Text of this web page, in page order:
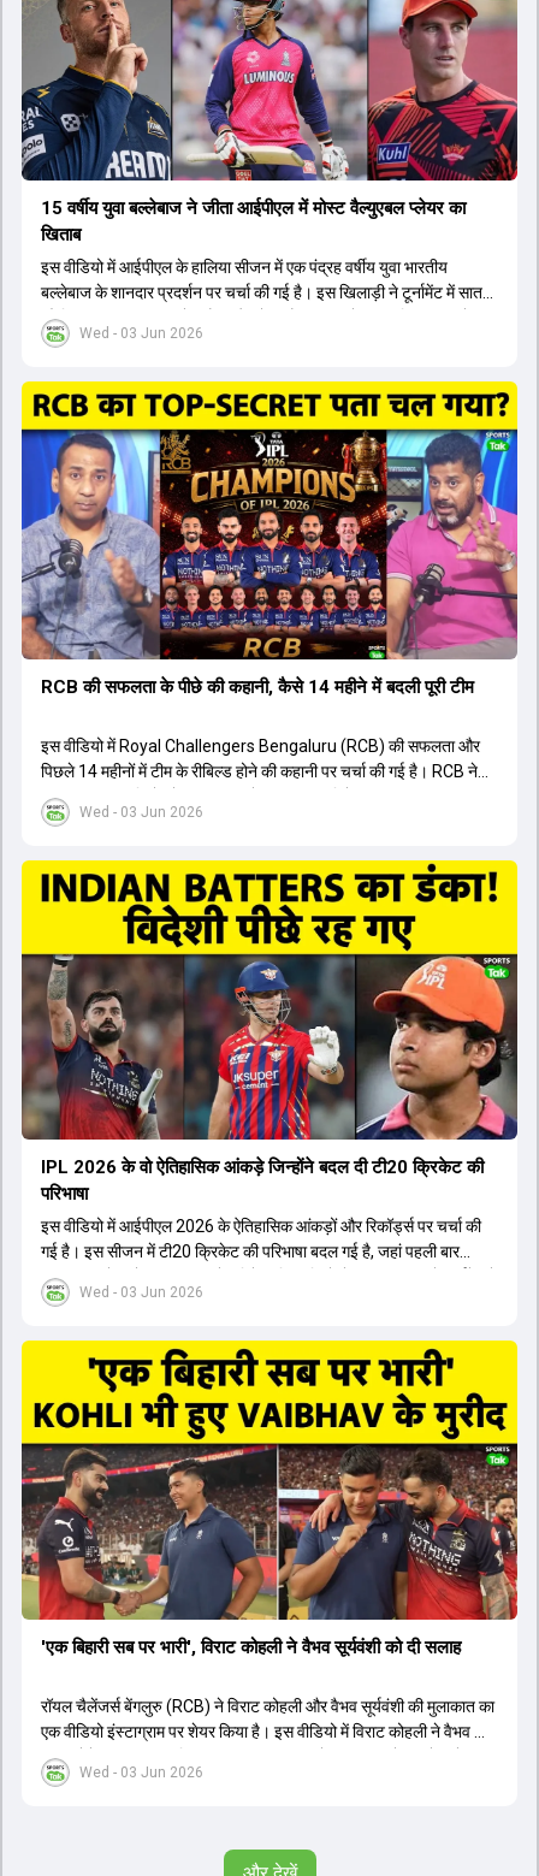
अगरकर की अगुवाई वाली चयन समिति और कोच गौतम गंभीर आगामी टी20 वर्ल्ड
कप और 2028 ओलंपिक के लिए लंबी अवधि का विजन लेकर चल रहे हैं।
Wed - 03 Jun 2026
15 वर्षीय युवा बल्लेबाज ने जीता आईपीएल में मोस्ट वैल्युएबल प्लेयर का
खिताब
इस वीडियो में आईपीएल के हालिया सीजन में एक पंद्रह वर्षीय युवा भारतीय
बल्लेबाज के शानदार प्रदर्शन पर चर्चा की गई है। इस खिलाड़ी ने टूर्नामेंट में सात
सौ छिहत्तर रन बनाकर ऑरेंज कैप और मोस्ट वैल्युएबल प्लेयर का खिताब अपने नाम
किया है। वीडियो में बताया गया है कि ऑस्ट्रेलियाई टीम के वर्तमान कप्तान और
ऑस्ट्रेलियाई कप्तान के अनुसार, शुरुआत में लोगों को इस खिलाड़ी के प्रदर्शन पर
संदेह था, लेकिन अब उसने खुद को एक बेहतरीन बल्लेबाज साबित कर दिया है जो
गेंद को बाउंड्री के काफी पार मारने की क्षमता रखता है। वहीं, इंग्लैंड के पूर्व कप्तान
ने कहा कि टूर्नामेंट जीतने वाली टीम के अलावा इस सीजन की सबसे बड़ी बात इस
युवा खिलाड़ी का प्रदर्शन रहा है, जिसे देखने के लिए स्टेडियम में भारी भीड़ उमड़ती
थी। शानदार प्रदर्शन के बाद इस युवा खिलाड़ी को श्रीलंका में होने वाली
त्रिकोणीय सीरीज के लिए इंडिया ए टीम में भी शामिल कर लिया गया है।
Wed - 03 Jun 2026
RCB की सफलता के पीछे की कहानी, कैसे 14 महीने में बदली पूरी टीम
इस वीडियो में Royal Challengers Bengaluru (RCB) की सफलता और
पिछले 14 महीनों में टीम के रीबिल्ड होने की कहानी पर चर्चा की गई है। RCB ने
अपनी पुरानी गलतियों को स्वीकार करते हुए एक नया रिसेट बटन दबाया। टीम
मैनेजमेंट में Mo Bobat, Andy Flower, Dinesh Karthik और एनालिस्ट
के तहत Bhuvneshwar Kumar, Krunal Pandya और Rasikh Salam
जैसे भारतीय खिलाड़ियों को टीम में शामिल किया गया, जिन्होंने शानदार प्रदर्शन
किया। इसके अलावा, Virat Kohli की भूमिका में भी बदलाव देखा गया, जहां वह
अब टीम के युवा खिलाड़ियों के साथ ज्यादा जुड़े हुए नजर आते हैं। कप्तान Rajat
Patidar के नेतृत्व में टीम का कम्युनिकेशन बहुत स्पष्ट रहा है। एनालिस्ट से लेकर
मैनेजमेंट तक, सभी एक ही पेज पर रहते हैं, जिससे मैदान पर कोई कंफ्यूजन नहीं
होता। यही कारण है कि RCB ने लगातार सफलता हासिल की है।
Wed - 03 Jun 2026
IPL 2026 के वो ऐतिहासिक आंकड़े जिन्होंने बदल दी टी20 क्रिकेट की
परिभाषा
इस वीडियो में आईपीएल 2026 के ऐतिहासिक आंकड़ों और रिकॉर्ड्स पर चर्चा की
गई है। इस सीजन में टी20 क्रिकेट की परिभाषा बदल गई है, जहां पहली बार
भारतीय बल्लेबाजों का स्ट्राइक रेट विदेशी खिलाड़ियों से ज्यादा रहा। पूरे टूर्नामेंट में
1426 छक्के लगे और 65 बार टीमों ने 200 से ज्यादा का स्कोर बनाया, जो एक
स्ट्राइक रेट के साथ मोस्ट वैल्युएबल प्लेयर का खिताब जीता। इसके अलावा पंजाब
और बेंगलुरु के प्रदर्शन के साथ-साथ लक्ष्य का पीछा करने वाली टीमों की सफलता
के आंकड़ों का भी विश्लेषण किया गया है।
Wed - 03 Jun 2026
'एक बिहारी सब पर भारी', विराट कोहली ने वैभव सूर्यवंशी को दी सलाह
रॉयल चैलेंजर्स बेंगलुरु (RCB) ने विराट कोहली और वैभव सूर्यवंशी की मुलाकात का
एक वीडियो इंस्टाग्राम पर शेयर किया है। इस वीडियो में विराट कोहली ने वैभव को
सलाह देते हुए कहा, 'एक बिहारी सब पर भारी। बस गेम खत्म।' कोहली ने उन्हें खुद
पर विश्वास रखने और नकारात्मक बातों पर ध्यान न देने की सलाह दी। आईपीएल
सीरीज खेलेंगे। वहीं, विराट कोहली लंदन रवाना हो गए हैं और अगली वनडे सीरीज में